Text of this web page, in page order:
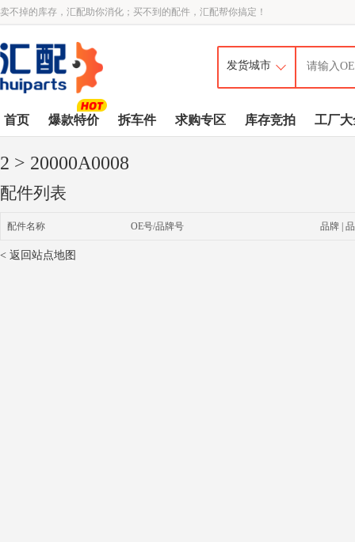
卖不掉的库存，汇配助你消化；买不到的配件，汇配帮你搞定！
首页 爆款特价 拆车件 求购专区 库存竞拍 工厂大
2 > 20000A0008
配件列表
配件名称 OE号/品牌号 品牌 |
< 返回站点地图